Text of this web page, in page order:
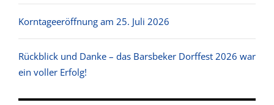
Korntageeröffnung am 25. Juli 2026
Rückblick und Danke – das Barsbeker Dorffest 2026 war
ein voller Erfolg!